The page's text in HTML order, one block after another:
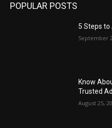
POPULAR POSTS
5 Steps to
September
Know
Trusted
August 25,